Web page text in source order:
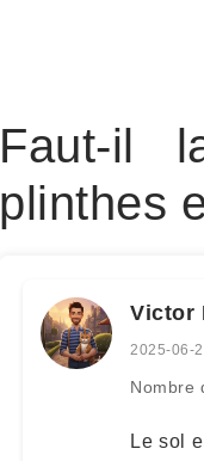
Faut-il
plinthes
Victor
2025-06-
Nombre
Le sol